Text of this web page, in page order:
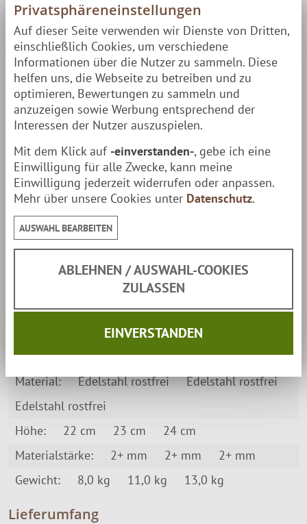
Flammlachsbrett-Haltern, kann man perfekt die
köstliche finnische Delikatesse darauf zubereiten.
Infos zu denFinnwerk Flammlachsbrettern- und das
passendeFlammlachs Rezeptund Tipps für die
Zubereitung in unserer Flammlachs Themenwelt.
Hinweis: Edelstahl Oberfläche
Durch eine spezielle Behandlung werden unsere
Edelstahl-Schalen & Deckel mattiert -
produktionsbedingt können Kratzer und
gelegentlich leichte Verfärbungen, insbesondere im
Sorgfalt in Produktion und Versand nicht
Eckdaten
Material: Edelstahl rostfrei
Edelstahl rostfrei
Edelstahl rostfrei
Höhe:
22 cm 23 cm
24 cm
Materialstärke:
2+ mm 2+ mm
2+ mm
Gewicht:
8,0 kg 11,0 kg 13,0 kg
Lieferumfang
Privatsphäreneinstellungen
Auf dieser Seite verwenden wir Dienste von Dritten,
einschließlich Cookies, um verschiedene
Informationen über die Nutzer zu sammeln. Diese
helfen uns, die Webseite zu betreiben und zu
optimieren, Bewertungen zu sammeln und
anzuzeigen sowie Werbung entsprechend der
Interessen der Nutzer auszuspielen.
Mit dem Klick auf -einverstanden-, gebe ich eine
Einwilligung für alle Zwecke, kann meine
Einwilligung jederzeit widerrufen oder anpassen.
Mehr über unsere Cookies unter Datenschutz.
AUSWAHL BEARBEITEN
ABLEHNEN / AUSWAHL-COOKIES
ZULASSEN
EINVERSTANDEN